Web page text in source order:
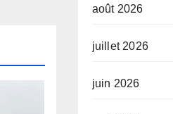
août 2026
juillet 2026
juin 2026